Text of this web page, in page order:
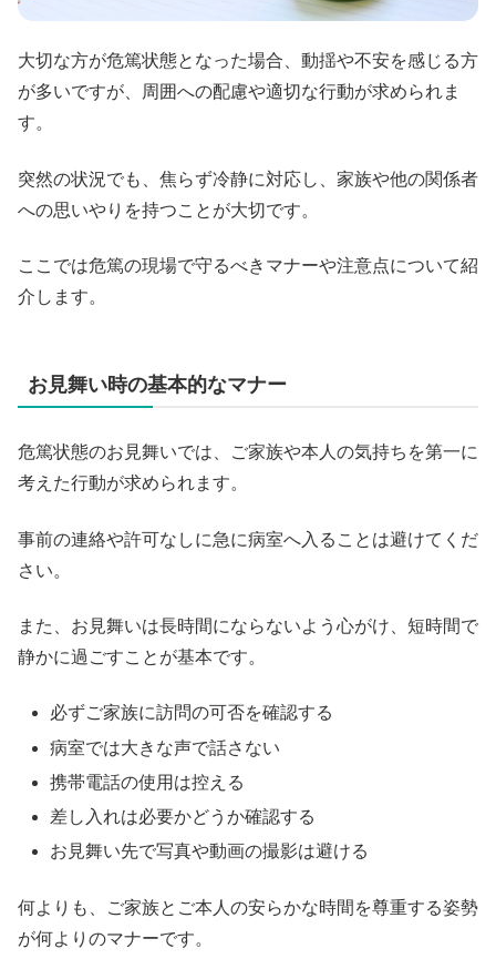
大切な方が危篤状態となった場合、動揺や不安を感じる方
が多いですが、周囲への配慮や適切な行動が求められま
す。
突然の状況でも、焦らず冷静に対応し、家族や他の関係者
への思いやりを持つことが大切です。
ここでは危篤の現場で守るべきマナーや注意点について紹
介します。
お見舞い時の基本的なマナー
危篤状態のお見舞いでは、ご家族や本人の気持ちを第一に
考えた行動が求められます。
事前の連絡や許可なしに急に病室へ入ることは避けてくだ
さい。
また、お見舞いは長時間にならないよう心がけ、短時間で
静かに過ごすことが基本です。
必ずご家族に訪問の可否を確認する
病室では大きな声で話さない
携帯電話の使用は控える
差し入れは必要かどうか確認する
お見舞い先で写真や動画の撮影は避ける
何よりも、ご家族とご本人の安らかな時間を尊重する姿勢
が何よりのマナーです。